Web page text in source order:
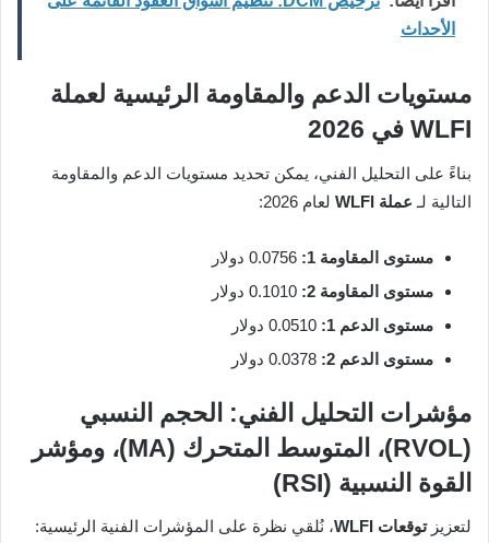
الأحداث
مستويات الدعم والمقاومة الرئيسية لعملة
WLFI في 2026
بناءً على التحليل الفني، يمكن تحديد مستويات الدعم والمقاومة
التالية لـ عملة WLFI لعام 2026:
مستوى المقاومة 1:
مستوى المقاومة 2:
مستوى الدعم 1:
مستوى الدعم 2:
مؤشرات التحليل الفني: الحجم النسبي
(RVOL)، المتوسط المتحرك (MA)، ومؤشر
القوة النسبية (RSI)
لتعزيزتوقعات WLFI ، نُلقي نظرة على المؤشرات الفنية الرئيسية: